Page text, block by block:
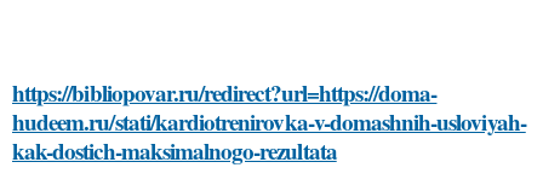
https://bibliopovar.ru/redirect?url=https://doma-
hudeem.ru/stati/kardiotrenirovka-v-domashnih-usloviyah-
kak-dostich-maksimalnogo-rezultata